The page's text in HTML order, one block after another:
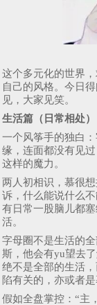
这个多元化的世界
自己的风格。今日
见，大家见笑。
生活篇（日常相处）
一个风筝手的独白
缘，连面都没有见
这样的魔力。
两人初相识，慕很
诉，什么能说什么
有日常一股脑儿都
活。
字母圈不是生活的
斯，他会有yu望去
绝不是全部的生活
陷有关的，亦或者
假如全盘掌控：“主